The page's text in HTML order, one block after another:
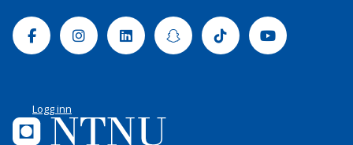
FacebookInstagramLinkedinSnapchatTiktok Youtube
Logg inn